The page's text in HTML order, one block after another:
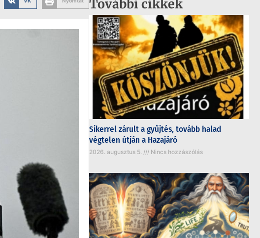
További cikkek
Sikerrel zárult a gyűjtés, tovább halad
végtelen útján a Hazajáró
2026. augusztus 5. Nincs hozzászólás